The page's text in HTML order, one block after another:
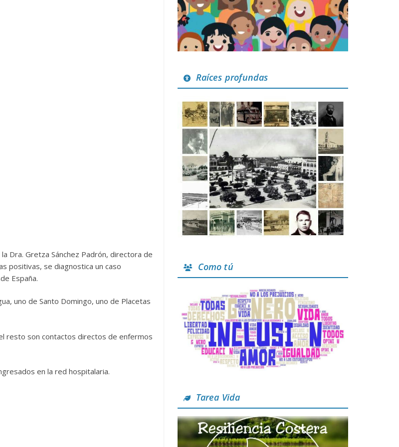
Dra. Gretza Sánchez Padrón, directora de
positivas, se diagnostica un caso
España.
uno de Santo Domingo, uno de Placetas
resto son contactos directos de enfermos
en la red hospitalaria.
Raíces profundas
Como tú
Tarea Vida